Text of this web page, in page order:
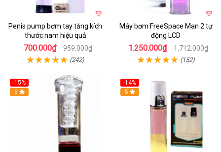
Penis pump bơm tay tăng kích
thước nam hiệu quả
700.000₫ 959.000₫
(242)
Máy bơm FreeSpace Man 2 tự
động LCD
1.250.000₫ 1.712.000₫
(152)
-15%
Hot
5
-14%
Hot
5